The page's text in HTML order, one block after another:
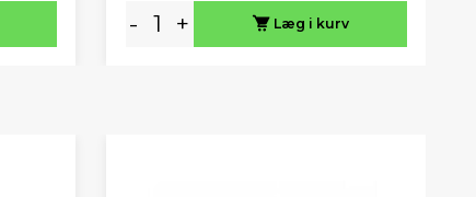
- + Læg i kurv